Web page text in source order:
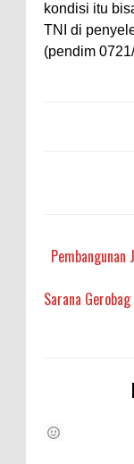
kondisi itu
TNI di
(pendim
Sarana